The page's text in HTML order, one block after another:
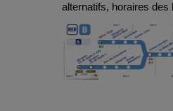
alternatifs, horaires des